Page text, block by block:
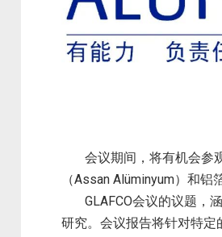
会议期间，将有机会参
（Assan Alüminyum）和铝
GLAFCO会议的议题，
研究。会议报告将针对特定